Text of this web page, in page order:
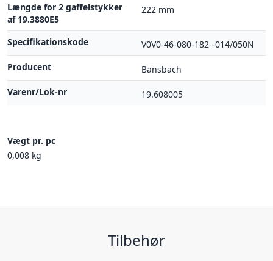
Længde for 2 gaffelstykker
af 19.3880E5
222 mm
Specifikationskode
V0V0-46-080-182--014/050N
Producent
Bansbach
Varenr/Lok-nr
19.608005
Vægt pr. pc
0,008 kg
Tilbehør